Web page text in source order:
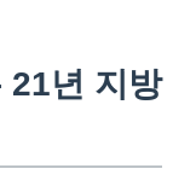
21년 지방